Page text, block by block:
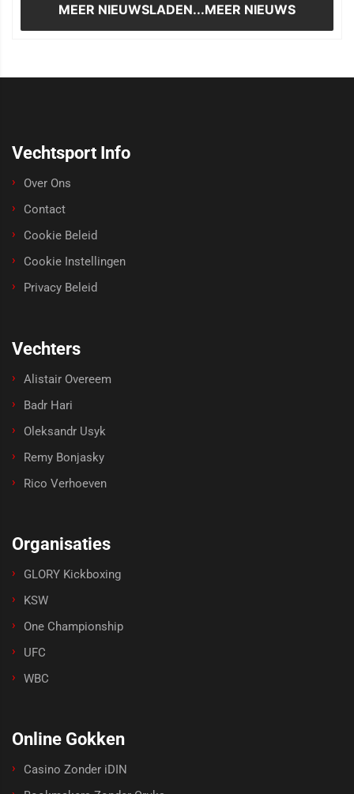
MEER NIEUWSLADEN...MEER NIEUWS
Vechtsport Info
Over Ons
Contact
Cookie Beleid
Cookie Instellingen
Privacy Beleid
Vechters
Alistair Overeem
Badr Hari
Oleksandr Usyk
Remy Bonjasky
Rico Verhoeven
Organisaties
GLORY Kickboxing
KSW
One Championship
UFC
WBC
Online Gokken
Casino Zonder iDIN